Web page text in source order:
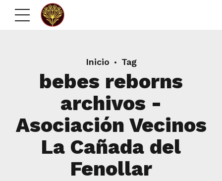
Inicio Tag
bebes reborns
archivos -
Asociación Vecinos
La Cañada del
Fenollar